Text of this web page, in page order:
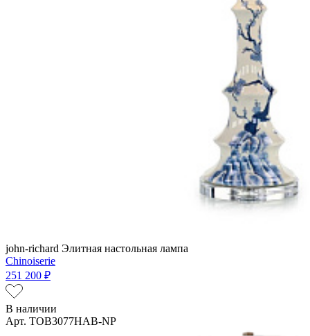
john-richard Элитная настольная лампа
Chinoiserie
251 200 ₽
В наличии
Арт. TOB3077HAB-NP